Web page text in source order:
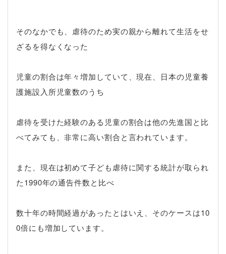
そのなかでも、虐待のため実の親から離れて生活をせ
ざるを得なくなった
児童の割合は年々増加していて、現在、日本の児童養
護施設入所児童数のうち
虐待を受けた経験のある児童の割合は他の先進国と比
べてみても、非常に高い割合と言われています。
また、現在は初めて子ども虐待に関する統計が取られ
た1990年の通告件数と比べ
数十年の時間経過があったとはいえ、そのケースは10
0倍にも増加しています。